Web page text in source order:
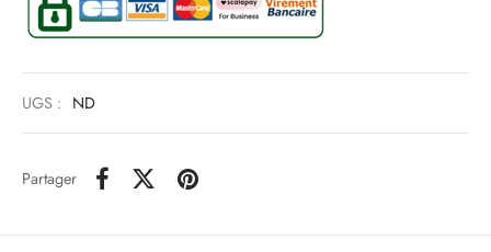
UGS : ND
Partager